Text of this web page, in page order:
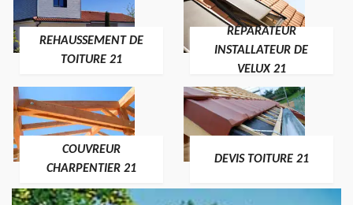
REHAUSSEMENT DE
TOITURE 21
RÉPARATEUR
INSTALLATEUR DE
VELUX 21
COUVREUR
CHARPENTIER 21
DEVIS TOITURE 21